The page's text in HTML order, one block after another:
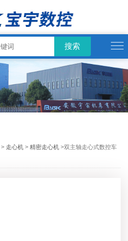
> 走心机 >精密走心机 >双主轴走心式数控车